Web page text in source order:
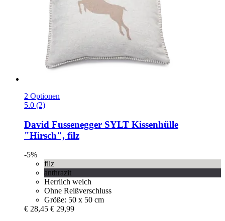
2 Optionen
5.0 (2)
David Fussenegger SYLT Kissenhülle
"Hirsch", filz
-5%
filz
anthrazit
Herrlich weich
Ohne Reißverschluss
Größe: 50 x 50 cm
€ 28,45 € 29,99